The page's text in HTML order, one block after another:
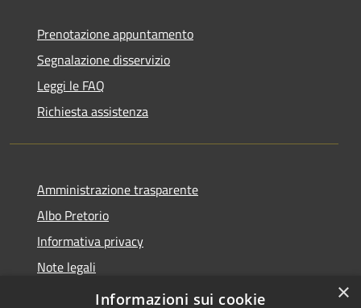
Prenotazione appuntamento
Segnalazione disservizio
Leggi le FAQ
Richiesta assistenza
Amministrazione trasparente
Albo Pretorio
Informativa privacy
Note legali
Dichiarazione di accessibilità
×
Informazioni sui cookie